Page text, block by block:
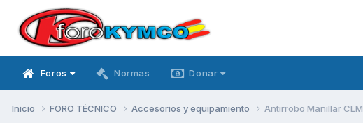
Foros Normas Donar
Inicio FORO TÉCNICO Accesorios y equipamiento Antirrobo Manillar CLM